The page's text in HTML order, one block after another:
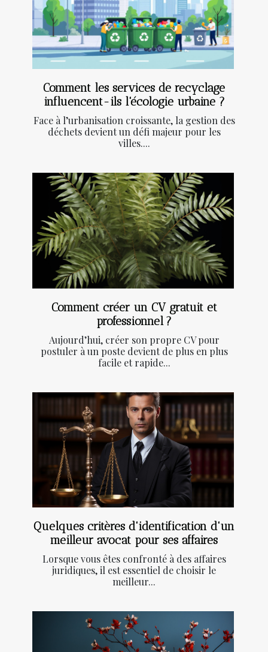
Comment les services de recyclage
influencent-ils l'écologie urbaine ?
Face à l’urbanisation croissante, la gestion des
déchets devient un défi majeur pour les
villes....
Comment créer un CV gratuit et
professionnel ?
Aujourd’hui, créer son propre CV pour
postuler à un poste devient de plus en plus
facile et rapide...
Quelques critères d'identification d'un
meilleur avocat pour ses affaires
Lorsque vous êtes confronté à des affaires
juridiques, il est essentiel de choisir le
meilleur...